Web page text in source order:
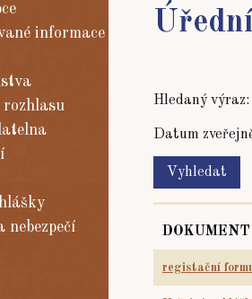
informace
rozhlasu
Hledaný výraz:
Datum
DOKUMENT
registační